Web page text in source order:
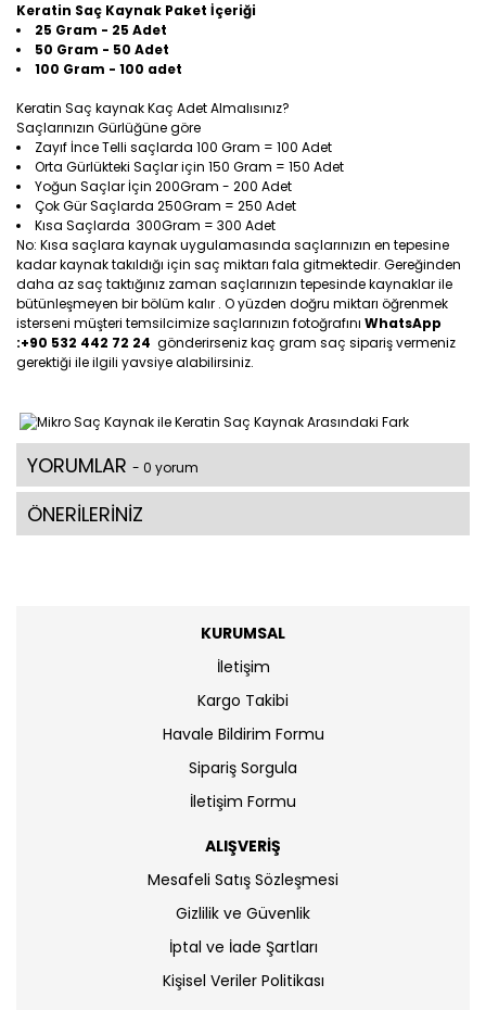
Keratin Saç Kaynak Paket İçeriği
25 Gram - 25 Adet
50 Gram - 50 Adet
100 Gram - 100 adet
Keratin Saç kaynak Kaç Adet Almalısınız?
Saçlarınızın Gürlüğüne göre
Zayıf İnce Telli saçlarda 100 Gram = 100 Adet
Orta Gürlükteki Saçlar için 150 Gram = 150 Adet
Yoğun Saçlar İçin 200Gram - 200 Adet
Çok Gür Saçlarda 250Gram = 250 Adet
Kısa Saçlarda 300Gram = 300 Adet
No: Kısa saçlara kaynak uygulamasında saçlarınızın en tepesine
kadar kaynak takıldığı için saç miktarı fala gitmektedir. Gereğinden
daha az saç taktığınız zaman saçlarınızın tepesinde kaynaklar ile
bütünleşmeyen bir bölüm kalır . O yüzden doğru miktarı öğrenmek
isterseni müşteri temsilcimize saçlarınızın fotoğrafını WhatsApp
:+90 532 442 72 24 gönderirseniz kaç gram saç sipariş vermeniz
gerektiği ile ilgili yavsiye alabilirsiniz.
YORUMLAR - 0 yorum
ÖNERİLERİNİZ
KURUMSAL
İletişim
Kargo Takibi
Havale Bildirim Formu
Sipariş Sorgula
İletişim Formu
ALIŞVERİŞ
Mesafeli Satış Sözleşmesi
Gizlilik ve Güvenlik
İptal ve İade Şartları
Kişisel Veriler Politikası